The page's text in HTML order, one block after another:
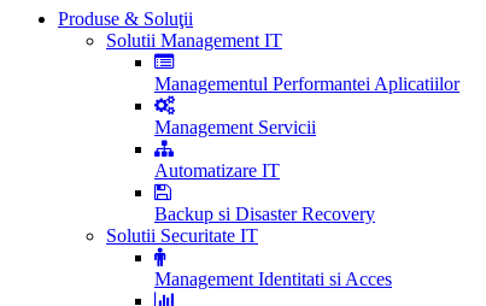
Produse & Soluţii
Solutii Management IT
Managementul Performantei Aplicatiilor
Management Servicii
Automatizare IT
Backup si Disaster Recovery
Solutii Securitate IT
Management Identitati si Acces